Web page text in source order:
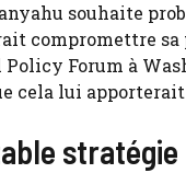
souhaite
compromettre
Policy Forum à
cela lui
stratégie